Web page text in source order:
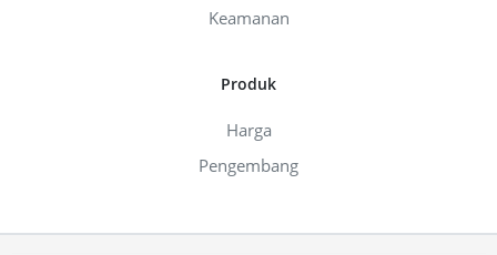
Keamanan
Produk
Harga
Pengembang